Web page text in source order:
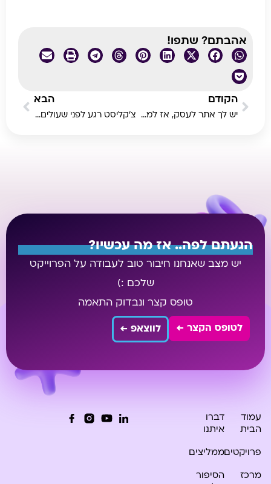
אהבתם? שתפו!
הקודם
יש לך אתר לעסק, אז למה הוא לא מביא לקוחות?
הבא
צ’קליסט רגע לפני שעולים לאוויר
הגעתם לפה.. אז מה עכשיו?
יש מצב שאנחנו חיבור טוב לעבודה על הפרוייקט
שלכם :)
טופס קצר ונבדוק התאמה
לטופס הקצר ← לווצאפ ←
עמוד
הבית
פרויקטים
מרכז
דברו
איתנו
ממליצים
הסיפור